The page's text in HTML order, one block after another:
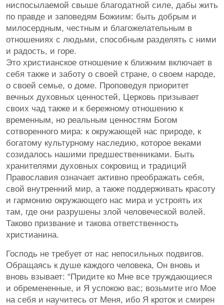
ниспосылаемой свыше благодатной силе, дабы жить
по правде и заповедям Божиим: быть добрым и
милосердным, честным и благожелательным в
отношениях с людьми, способным разделять с ними
и радость, и горе.
Это христианское отношение к ближним включает в
себя также и заботу о своей стране, о своем народе,
о своей семье, о доме. Проповедуя приоритет
вечных духовных ценностей, Церковь призывает
своих чад также и к бережному отношению к
временным, но реальным ценностям Богом
сотворенного мира: к окружающей нас природе, к
богатому культурному наследию, которое веками
созидалось нашими предшественниками. Быть
хранителями духовных сокровищ и традиций
Православия означает активно преображать себя,
свой внутренний мир, а также поддерживать красоту
и гармонию окружающего нас мира и устроять их
там, где они разрушены злой человеческой волей.
Таково призвание и такова ответственность
христианина.
Господь не требует от нас непосильных подвигов.
Обращаясь к душе каждого человека, Он вновь и
вновь взывает: “Придите ко Мне все труждающиеся
и обремененные, и Я успокою вас; возьмите иго Мое
на себя и научитесь от Меня, ибо Я кроток и смирен